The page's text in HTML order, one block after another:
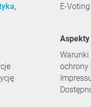
E-Voting
ochrony